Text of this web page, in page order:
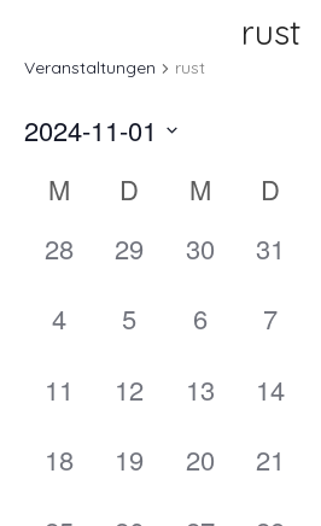
rust
Veranstaltungen rust
2024-11-01
wählen.
Kalender
Veranstaltungen
M D M D
0
28
0
29
0
30
0
31
0
4
0
5
0
6
0
7
0
11
0
12
0
13
0
14
0
18
0
19
0
20
0
21